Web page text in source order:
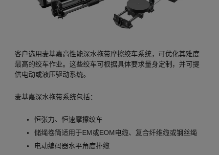
客户选用麦基嘉高性能深水拖带摩擦绞车系统，可优化其难度
最高的绞车作业。这些绞车可根据具体要求量身定制，并可提
供电动或液压驱动系统。
麦基嘉深水拖带系统包括：
恒张力、恒速摩擦绞车
储绳卷筒适用于EM或EOM电缆、复合纤维缆或钢丝绳
电动编码器水平角度排缆